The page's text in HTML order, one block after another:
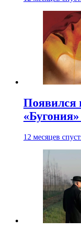
Появился
12 месяцев